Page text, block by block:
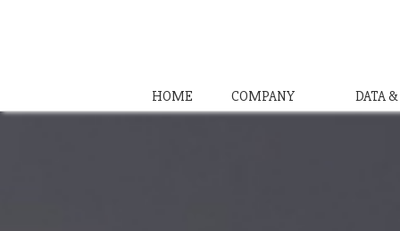
HOME COMPANY DATA